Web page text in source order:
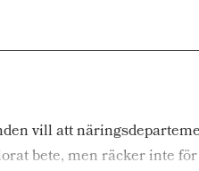
vill att
bete, men räcker inte